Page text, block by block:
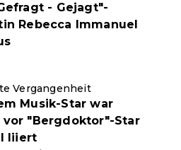
- Gejagt"-
Rebecca Immanuel
Vergangenheit
Musik-Star war
vor "Bergdoktor"-Star
liiert